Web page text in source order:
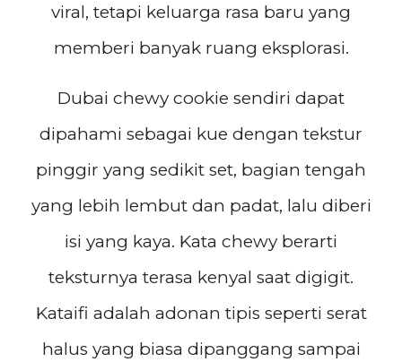
viral, tetapi keluarga rasa baru yang
memberi banyak ruang eksplorasi.
Dubai chewy cookie sendiri dapat
dipahami sebagai kue dengan tekstur
pinggir yang sedikit set, bagian tengah
yang lebih lembut dan padat, lalu diberi
isi yang kaya. Kata chewy berarti
teksturnya terasa kenyal saat digigit.
Kataifi adalah adonan tipis seperti serat
halus yang biasa dipanggang sampai